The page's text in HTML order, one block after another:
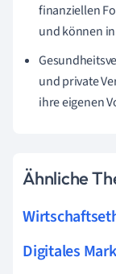
finanziellen
und können
und private
ihre eigenen
Ähnliche
Digitales